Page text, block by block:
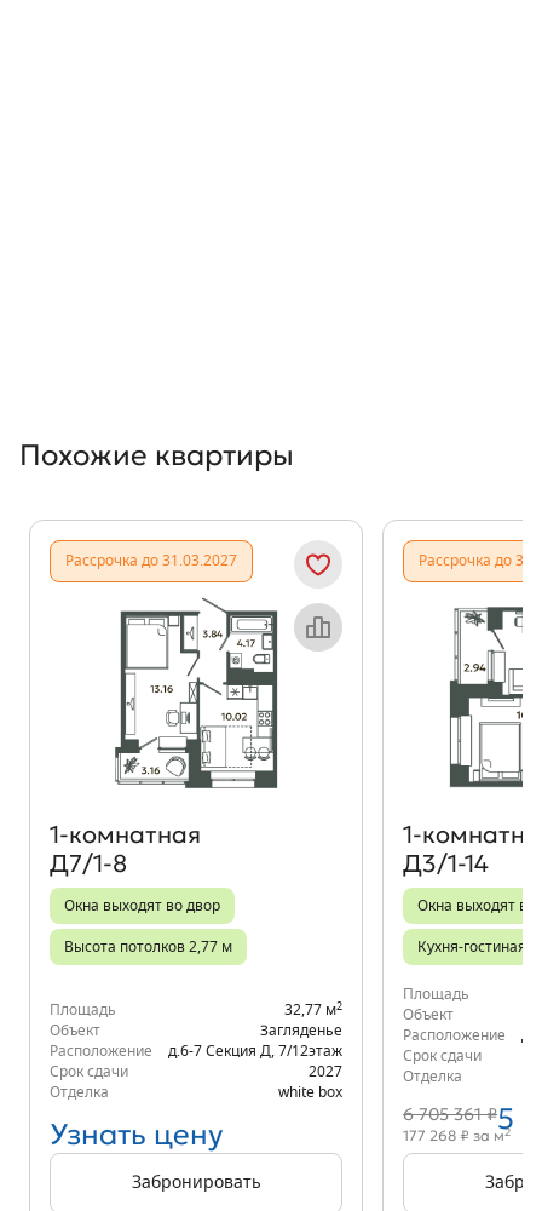
Похожие квартиры
Рассрочка до 31.03.2027
Объект месяца
1‑комнатная
Д7/1-8
Окна выходят во двор
Высота потолков 2,77 м
Площадь 32,77 м2
Объект
Загляденье
Расположение
д.6-7 Секция Д 7/12этаж
Срок сдачи
2027
Отделка
white box
Узнать цену
Забронировать
Рассрочка до
Д3/1-14
Окна выходят во
Кухня-гостиная
Площадь
Объект
Расположение
Срок сдачи
Отделка
6 705 361 ₽5
177 268 ₽ за м2